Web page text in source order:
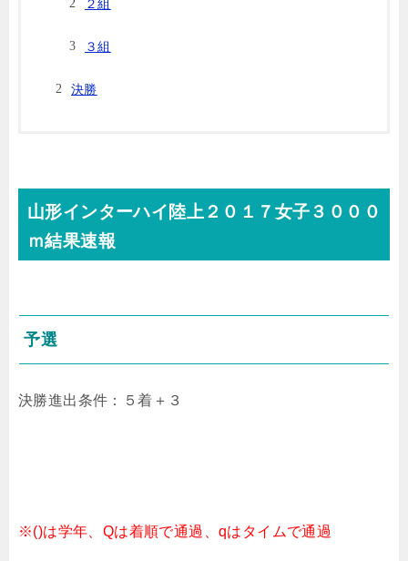
２組
３組
決勝
山形インターハイ陸上２０１７女子３０００
ｍ結果速報
予選
決勝進出条件：５着＋３
※()は学年、Qは着順で通過、qはタイムで通過